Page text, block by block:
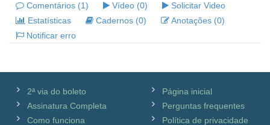
Comentários (1) Vídeo (0)
Solicitar Video
Estatísticas
Cadernos (0)
Anotações (0)
Notificar erro
2ª via do boleto
Assinatura Completa
Como funciona
Página inicial
Perguntas frequentes
Política de privacidade